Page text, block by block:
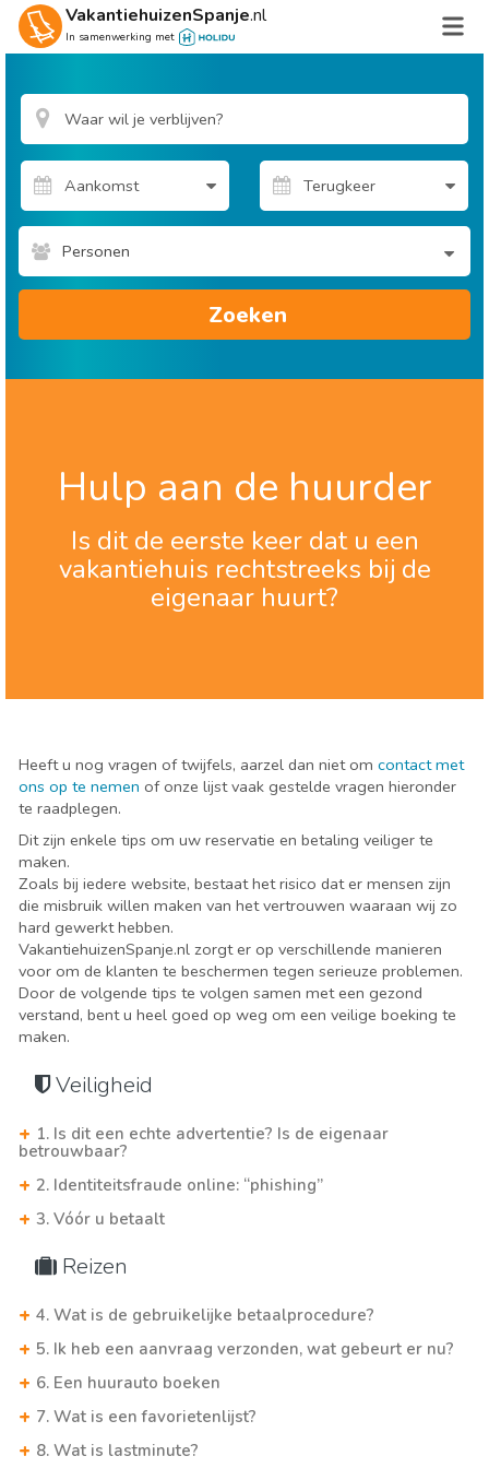
VakantiehuizenSpanje.nl
In samenwerking met
Personen
Zoeken
Hulp aan de huurder
Is dit de eerste keer dat u een
vakantiehuis rechtstreeks bij de
eigenaar huurt?
Heeft u nog vragen of twijfels, aarzel dan niet om contact met
ons op te nemen of onze lijst vaak gestelde vragen hieronder
te raadplegen.
Dit zijn enkele tips om uw reservatie en betaling veiliger te
maken.
Zoals bij iedere website, bestaat het risico dat er mensen zijn
die misbruik willen maken van het vertrouwen waaraan wij zo
hard gewerkt hebben.
VakantiehuizenSpanje.nl zorgt er op verschillende manieren
voor om de klanten te beschermen tegen serieuze problemen.
Door de volgende tips te volgen samen met een gezond
verstand, bent u heel goed op weg om een veilige boeking te
maken.
Veiligheid
1. Is dit een echte advertentie? Is de eigenaar
betrouwbaar?
2. Identiteitsfraude online: “phishing”
3. Vóór u betaalt
Reizen
4. Wat is de gebruikelijke betaalprocedure?
5. Ik heb een aanvraag verzonden, wat gebeurt er nu?
6. Een huurauto boeken
7. Wat is een favorietenlijst?
8. Wat is lastminute?